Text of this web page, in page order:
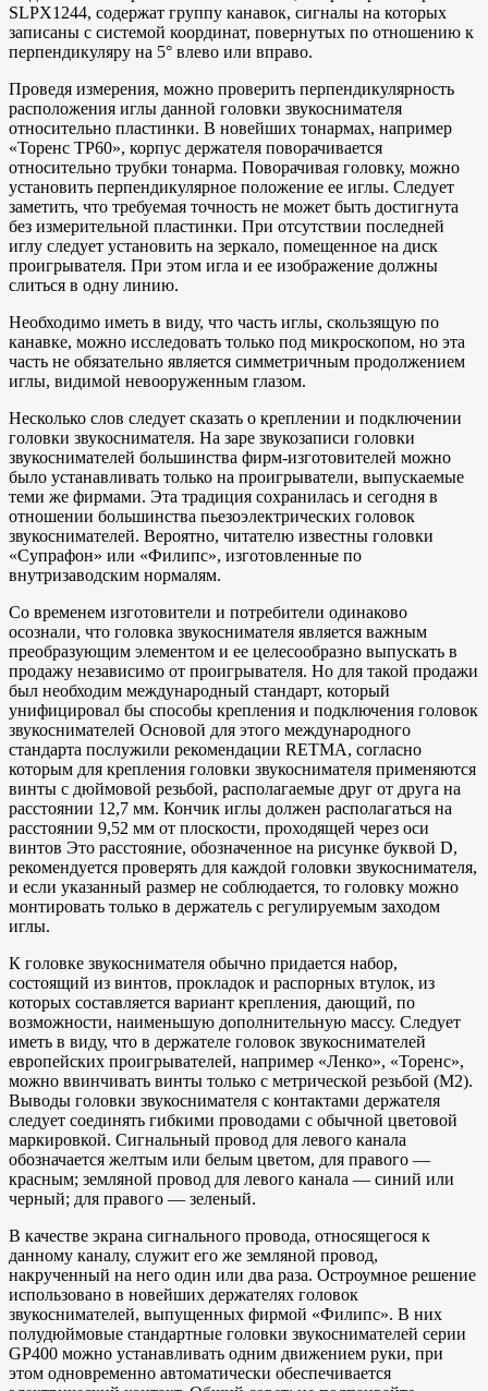
SLPX1244, содержат группу канавок, сигналы на которых
записаны с системой координат, повернутых по отношению к
перпендикуляру на 5° влево или вправо.
Проведя измерения, можно проверить перпендикулярность
расположения иглы данной головки звукоснимателя
относительно пластинки. В новейших тонармах, например
«Торенс ТР60», корпус держателя поворачивается
относительно трубки тонарма. Поворачивая головку, можно
установить перпендикулярное положение ее иглы. Следует
заметить, что требуемая точность не может быть достигнута
без измерительной пластинки. При отсутствии последней
иглу следует установить на зеркало, помещенное на диск
проигрывателя. При этом игла и ее изображение должны
слиться в одну линию.
Необходимо иметь в виду, что часть иглы, скользящую по
канавке, можно исследовать только под микроскопом, но эта
часть не обязательно является симметричным продолжением
иглы, видимой невооруженным глазом.
Несколько слов следует сказать о креплении и подключении
головки звукоснимателя. На заре звукозаписи головки
звукоснимателей большинства фирм-изготовителей можно
было устанавливать только на проигрыватели, выпускаемые
теми же фирмами. Эта традиция сохранилась и сегодня в
отношении большинства пьезоэлектрических головок
звукоснимателей. Вероятно, читателю известны головки
«Супрафон» или «Филипс», изготовленные по
внутризаводским нормалям.
Со временем изготовители и потребители одинаково
осознали, что головка звукоснимателя является важным
преобразующим элементом и ее целесообразно выпускать в
продажу независимо от проигрывателя. Но для такой продажи
был необходим международный стандарт, который
унифицировал бы способы крепления и подключения головок
звукоснимателей Основой для этого международного
стандарта послужили рекомендации RETMA, согласно
которым для крепления головки звукоснимателя применяются
винты с дюймовой резьбой, располагаемые друг от друга на
расстоянии 12,7 мм. Кончик иглы должен располагаться на
расстоянии 9,52 мм от плоскости, проходящей через оси
винтов Это расстояние, обозначенное на рисунке буквой D,
рекомендуется проверять для каждой головки звукоснимателя,
и если указанный размер не соблюдается, то головку можно
монтировать только в держатель с регулируемым заходом
иглы.
К головке звукоснимателя обычно придается набор,
состоящий из винтов, прокладок и распорных втулок, из
которых составляется вариант крепления, дающий, по
возможности, наименьшую дополнительную массу. Следует
иметь в виду, что в держателе головок звукоснимателей
европейских проигрывателей, например «Ленко», «Торенс»,
можно ввинчивать винты только с метрической резьбой (М2).
Выводы головки звукоснимателя с контактами держателя
следует соединять гибкими проводами с обычной цветовой
маркировкой. Сигнальный провод для левого канала
обозначается желтым или белым цветом, для правого —
красным; земляной провод для левого канала — синий или
черный; для правого — зеленый.
В качестве экрана сигнального провода, относящегося к
данному каналу, служит его же земляной провод,
накрученный на него один или два раза. Остроумное решение
использовано в новейших держателях головок
звукоснимателей, выпущенных фирмой «Филипс». В них
полудюймовые стандартные головки звукоснимателей серии
GP400 можно устанавливать одним движением руки, при
этом одновременно автоматически обеспечивается